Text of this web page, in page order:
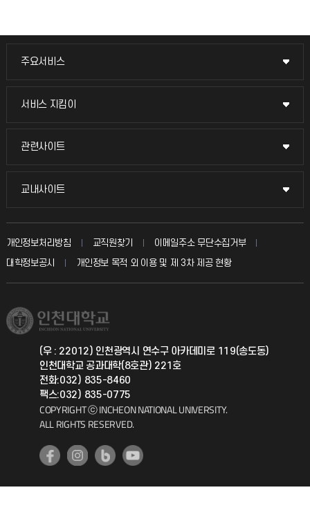
주요서비스
주요서비스
교무회의방송
입학안내
취업정보(학생)
서비스 지킴이
서비스 지킴이
묻고 답하기
칭찬마당
학생서비스 지킴이
관련사이트
관련사이트
국방헬프콜
총동문회
교내사이트
교내사이트
교수회
교육혁신본부
국제지원과
공자아카데미
기초교육원
개인정보처리방침 교직원찾기
이메일주소 무단수집거부
대학정보공시
개인정보 목적 외 이용 및 제 3차 제공 현황
(우 : 22012) 인천광역시 연수구 아카데미로 119(송도동)
인천대학교 공과대학(8호관) 221호
전화:032) 835-8460
팩스:032) 835-0775
COPYRIGHT ⓒ INCHEON NATIONAL UNIVERSITY.
ALL RIGHTS RESERVED.